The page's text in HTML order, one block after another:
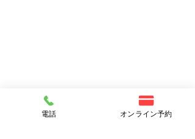
電話 オンライン予約